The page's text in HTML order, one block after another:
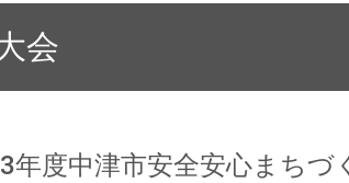
会
度中津市安全安心まちづ